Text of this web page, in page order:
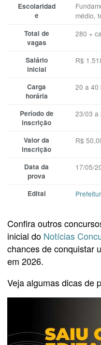
Escolaridad
e
médio,
Total de
vagas
280 +
Salário
inicial
R$
Carga
horária
20 a 40
Período de
inscrição
23/03 a
Valor da
inscrição
R$
Data da
prova
17/05/
Edital
Confira outros
inicial do Notícias
chances de conquistar
em 2026.
Veja algumas dicas de